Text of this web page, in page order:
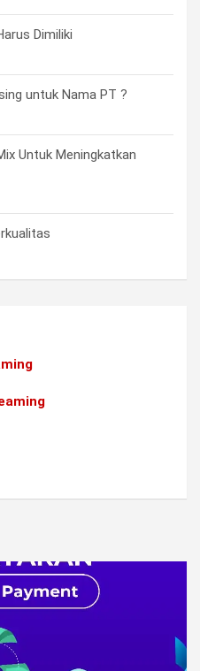
Dimiliki
untuk Nama PT ?
Untuk Meningkatkan